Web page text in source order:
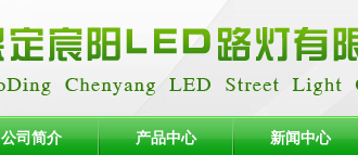
公司简介 产品中心 新闻中心